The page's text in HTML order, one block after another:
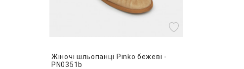
Жіночі шльопанці Pinko бежеві -
PN0351b